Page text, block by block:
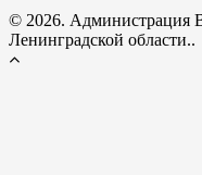
© 2026. Администрация
Ленинградской области..